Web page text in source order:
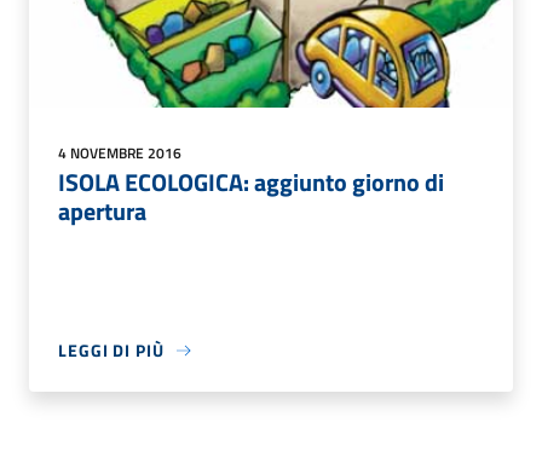
4 NOVEMBRE 2016
ISOLA ECOLOGICA: aggiunto giorno di
apertura
LEGGI DI PIÙ